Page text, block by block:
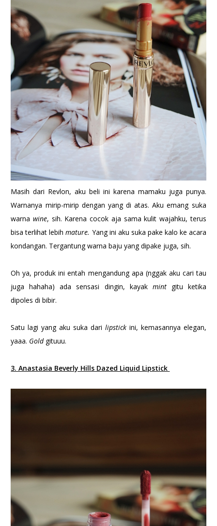
Masih dari Revlon, aku beli ini karena mamaku juga punya.
Warnanya mirip-mirip dengan yang di atas. Aku emang suka
warnawine, sih. Karena cocok aja sama kulit wajahku, terus
bisa terlihat lebihmature. Yang ini aku suka pake kalo ke acara
kondangan. Tergantung warna baju yang dipake juga, sih.
Oh ya, produk ini entah mengandung apa (nggak aku cari tau
juga hahaha) ada sensasi dingin, kayak mint gitu ketika
dipoles di bibir.
Satu lagi yang aku suka dari lipstick ini, kemasannya elegan,
yaaa. Gold gituuu.
3. Anastasia Beverly Hills Dazed Liquid Lipstick